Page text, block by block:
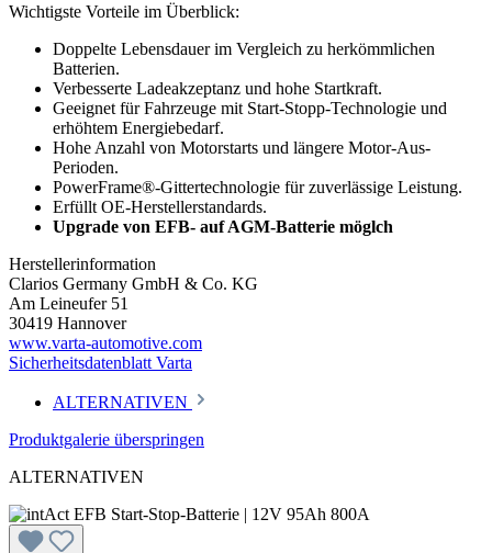
Wichtigste Vorteile im Überblick:
Doppelte Lebensdauer im Vergleich zu herkömmlichen
Batterien.
Verbesserte Ladeakzeptanz und hohe Startkraft.
Geeignet für Fahrzeuge mit Start-Stopp-Technologie und
erhöhtem Energiebedarf.
Hohe Anzahl von Motorstarts und längere Motor-Aus-
Perioden.
PowerFrame®-Gittertechnologie für zuverlässige Leistung.
Erfüllt OE-Herstellerstandards.
Upgrade von EFB- auf AGM-Batterie möglch
Herstellerinformation
Clarios Germany GmbH & Co. KG
Am Leineufer 51
30419 Hannover
www.varta-automotive.com
Sicherheitsdatenblatt Varta
ALTERNATIVEN
Produktgalerie überspringen
ALTERNATIVEN